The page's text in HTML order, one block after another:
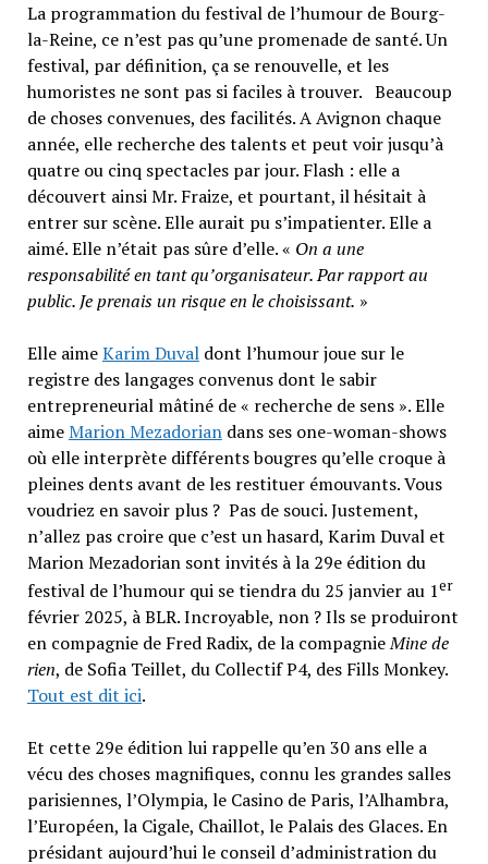
La programmation du festival de l’humour de Bourg-
la-Reine, ce n’est pas qu’une promenade de santé. Un
festival, par définition, ça se renouvelle, et les
humoristes ne sont pas si faciles à trouver. Beaucoup
de choses convenues, des facilités. A Avignon chaque
année, elle recherche des talents et peut voir jusqu’à
quatre ou cinq spectacles par jour. Flash : elle a
découvert ainsi Mr. Fraize, et pourtant, il hésitait à
entrer sur scène. Elle aurait pu s’impatienter. Elle a
aimé. Elle n’était pas sûre d’elle. « On a une
responsabilité en tant qu’organisateur. Par rapport au
public. Je prenais un risque en le choisissant. »
Elle aimeKarim Duvaldont l’humour joue sur le
registre des langages convenus dont le sabir
entrepreneurial mâtiné de « recherche de sens ». Elle
aimeMarion Mezadoriandans ses one-woman-shows
où elle interprète différents bougres qu’elle croque à
pleines dents avant de les restituer émouvants. Vous
voudriez en savoir plus ? Pas de souci. Justement,
n’allez pas croire que c’est un hasard, Karim Duval et
Marion Mezadorian sont invités à la 29e édition du
festival de l’humour qui se tiendra du 25 janvier au 1er
février 2025, à BLR. Incroyable, non ? Ils se produiront
en compagnie de Fred Radix, de la compagnieMine de
rien, de Sofia Teillet, du Collectif P4, des Fills Monkey.
Tout est dit ici.
Et cette 29e édition lui rappelle qu’en 30 ans elle a
vécu des choses magnifiques, connu les grandes salles
parisiennes, l’Olympia, le Casino de Paris, l’Alhambra,
l’Européen, la Cigale, Chaillot, le Palais des Glaces. En
présidant aujourd’hui le conseil d’administration du